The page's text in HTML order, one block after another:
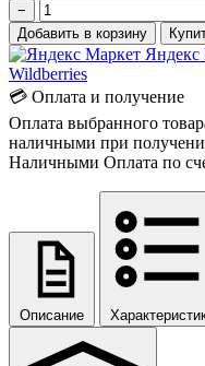
−
Добавить в корзину
Яндекс
Wildberries
💳 Оплата и получение
Оплата выбранного
наличными при
Наличными Оплата по
Описание